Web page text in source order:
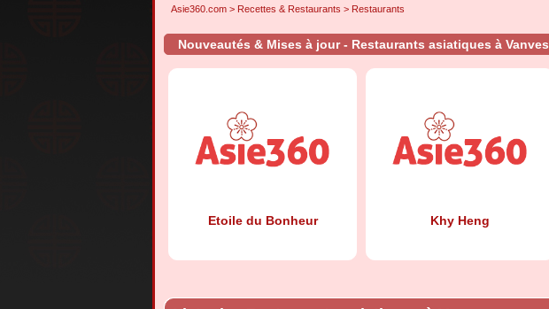
Asie360.com > Recettes & Restaurants > Restaurants
Nouveautés & Mises à jour - Restaurants asiatiques à Vanves
Etoile du Bonheur Khy Heng